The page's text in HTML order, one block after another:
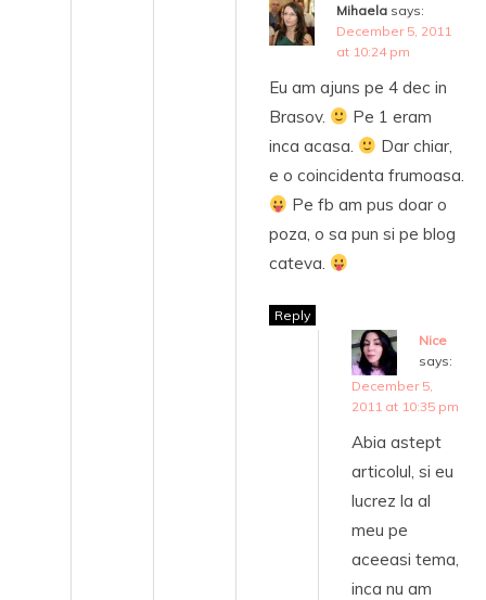
Mihaela says:
December 5, 2011
at 10:24 pm
Eu am ajuns pe 4 dec in
Brasov.
Pe 1 eram
inca acasa.
Dar chiar,
e o coincidenta frumoasa.
Pe fb am pus doar o
poza, o sa pun si pe blog
cateva.
Reply
Nice
says:
December 5,
2011 at 10:35 pm
Abia astept
articolul, si eu
lucrez la al
meu pe
aceeasi tema,
inca nu am